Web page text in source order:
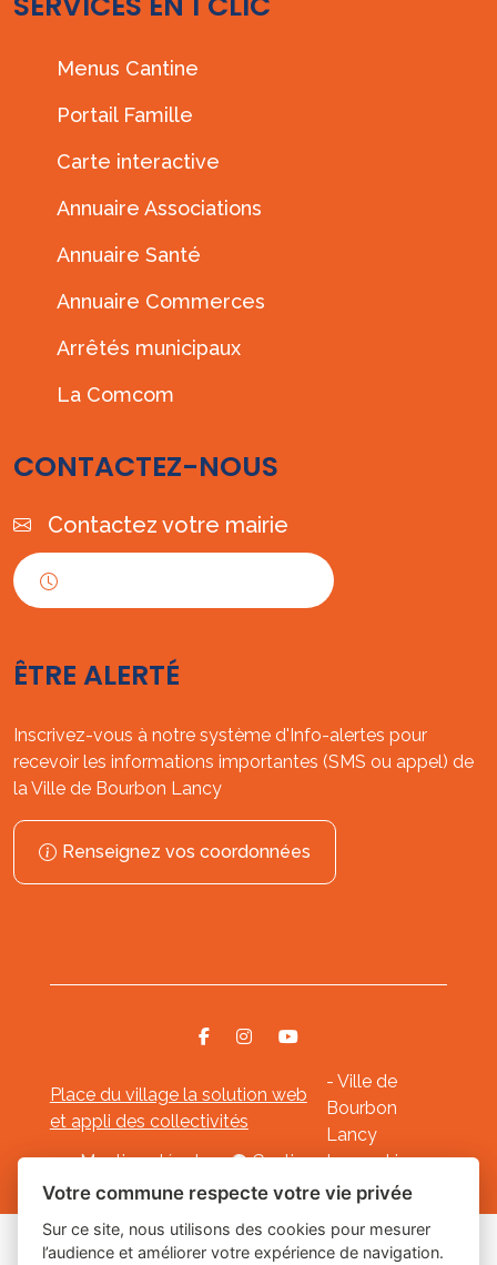
Menus Cantine
Portail Famille
Carte interactive
Annuaire Associations
Annuaire Santé
Annuaire Commerces
Arrêtés municipaux
La Comcom
CONTACTEZ-NOUS
Contactez votre mairie
ÊTRE ALERTÉ
Inscrivez-vous à notre système d'Info-alertes pour
recevoir les informations importantes (SMS ou appel) de
la Ville de Bourbon Lancy
Renseignez vos coordonnées
Place du village la solution web
et appli des collectivités
- Ville de
Bourbon
Lancy
Mentions légales- Gestion des cookies
Votre commune respecte votre vie privée
Sur ce site, nous utilisons des cookies pour mesurer
l’audience et améliorer votre expérience de navigation.